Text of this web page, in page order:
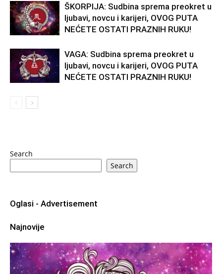
ŠKORPIJA: Sudbina sprema preokret u
ljubavi, novcu i karijeri, OVOG PUTA
NEĆETE OSTATI PRAZNIH RUKU!
VAGA: Sudbina sprema preokret u
ljubavi, novcu i karijeri, OVOG PUTA
NEĆETE OSTATI PRAZNIH RUKU!
Search
Search
Oglasi - Advertisement
Najnovije